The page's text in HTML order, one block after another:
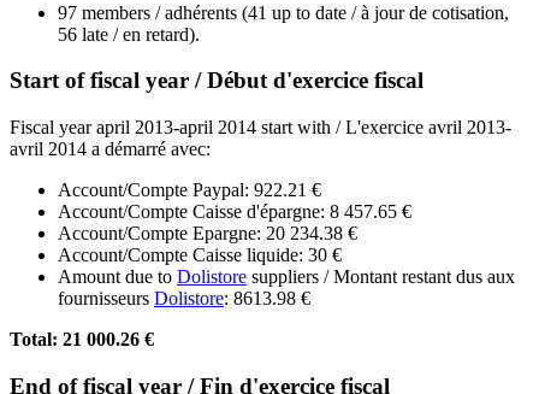
97 members / adhérents (41 up to date / à jour de cotisation,
56 late / en retard).
Start of fiscal year / Début d'exercice fiscal
Fiscal year april 2013-april 2014 start with / L'exercice avril 2013-
avril 2014 a démarré avec:
Account/Compte Paypal: 922.21 €
Account/Compte Caisse d'épargne: 8 457.65 €
Account/Compte Epargne: 20 234.38 €
Account/Compte Caisse liquide: 30 €
Amount due to Dolistore suppliers / Montant restant dus aux
fournisseurs Dolistore: 8613.98 €
Total: 21 000.26 €
End of fiscal year / Fin d'exercice fiscal